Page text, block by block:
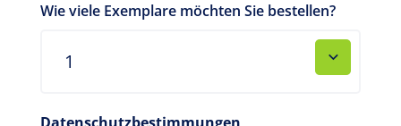
Wie viele Exemplare möchten Sie bestellen?